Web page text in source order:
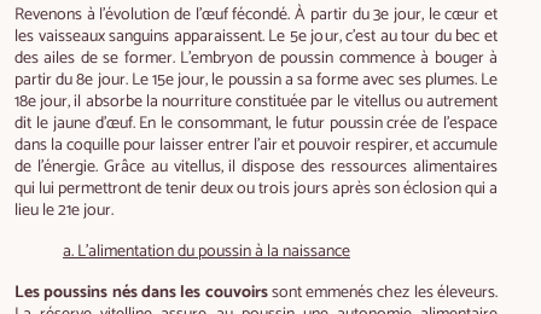
Revenons à l’évolution de l'œuf fécondé. À partir du 3e jour, le cœur et
les vaisseaux sanguins apparaissent. Le 5e jour, c’est au tour du bec et
des ailes de se former. L’embryon de poussin commence à bouger à
partir du 8e jour. Le 15e jour, le poussin a sa forme avec ses plumes. Le
18e jour, il absorbe la nourriture constituée par le vitellus ou autrement
dit le jaune d’œuf. En le consommant, le futur poussin crée de l’espace
dans la coquille pour laisser entrer l’air et pouvoir respirer, et accumule
de l’énergie. Grâce au vitellus, il dispose des ressources alimentaires
qui lui permettront de tenir deux ou trois jours après son éclosion qui a
lieu le 21e jour.
a. L'alimentation du poussin à la naissance
Les poussins nés dans les couvoirssont emmenés chez les éleveurs.